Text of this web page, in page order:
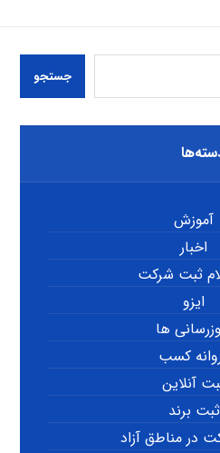
جستجو
آموزش
اخبار
ثبت شرکت
ایزو
ها
کسب
آنلاین
ثبت برند
در مناطق آزاد